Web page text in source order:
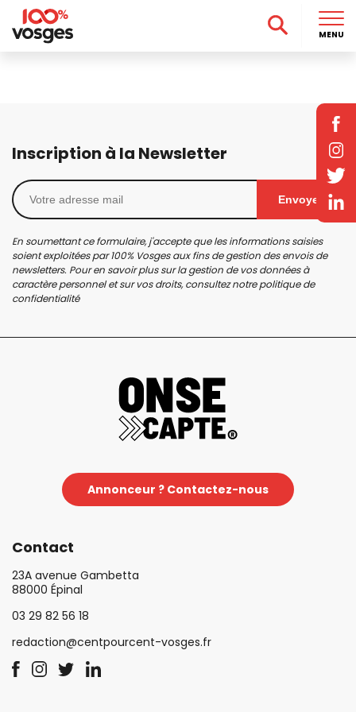
Inscription à la Newsletter
Envoyer
En soumettant ce formulaire, j'accepte que les informations saisies
soient exploitées par 100% Vosges aux fins de gestion des envois de
newsletters. Pour en savoir plus sur la gestion de vos données à
caractère personnel et sur vos droits, consultez notrepolitique de
confidentialité
Annonceur ? Contactez-nous
Contact
23A avenue Gambetta
88000 Épinal
03 29 82 56 18
redaction@centpourcent-vosges.fr
MENU